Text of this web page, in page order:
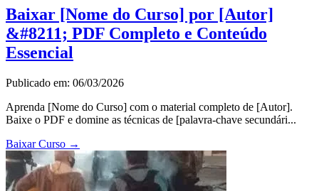
Baixar [Nome do Curso] por [Autor]
&#8211; PDF Completo e Conteúdo
Essencial
Publicado em: 06/03/2026
Aprenda [Nome do Curso] com o material completo de [Autor].
Baixe o PDF e domine as técnicas de [palavra-chave secundári...
Baixar Curso →